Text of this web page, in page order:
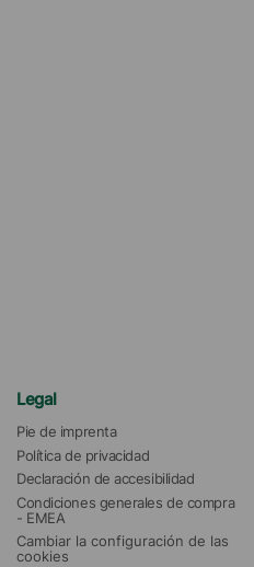
Legal
Pie de imprenta
Política de privacidad
Declaración de accesibilidad
Condiciones generales de compra
- EMEA
Cambiar la configuración de las
cookies